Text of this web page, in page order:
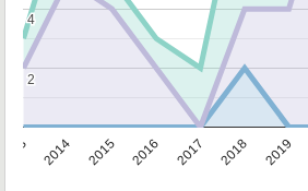
2014 2015 2016 2017 2018 2019
2
2
4
4